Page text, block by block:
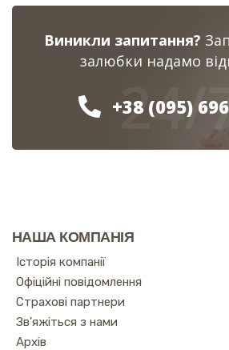
Виникли запитання?
залюбки надамо
+38 (095)
24/
НАША КОМПАНІЯ
Історія компанії
Офіційні повідомлення
Страхові партнери
Зв'яжіться з нами
Архів